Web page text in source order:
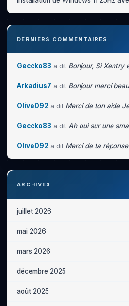
DERNIERS COMMENTAIRES
Geccko83 a dit Bonjour, Si Xentry
Arkadius7 a dit Bonjour merci
Olive092 a dit Merci de ton aide
Geccko83 a dit Ah oui sur une
Olive092 a dit Merci de ta réponse
ARCHIVES
juillet 2026
mai 2026
mars 2026
décembre 2025
août 2025